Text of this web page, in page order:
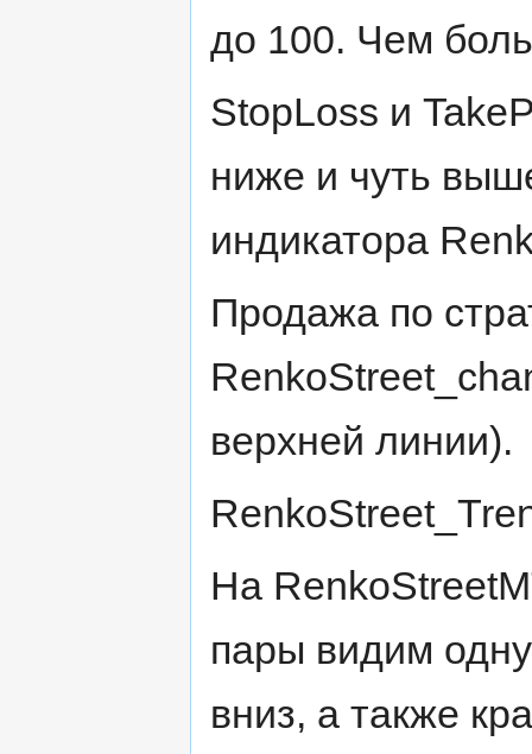
до 100. Чем
StopLoss и
ниже и чуть
индикатора
Продажа по
верхней линии).
На
пары видим
вниз, а также